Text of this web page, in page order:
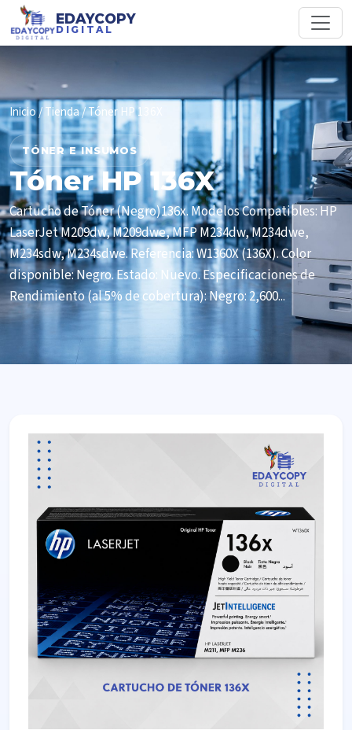
EDAYCOPY
DIGITAL
Inicio/Tienda/ Tóner HP 136X
TÓNER E INSUMOS
Tóner HP 136X
Cartucho de Tóner (Negro)136x. Modelos Compatibles: HP
LaserJet M209dw, M209dwe, MFP M234dw, M234dwe,
M234sdw, M234sdwe. Referencia: W1360X (136X). Color
disponible: Negro. Estado: Nuevo. Especificaciones de
Rendimiento (al 5% de cobertura): Negro: 2,600...